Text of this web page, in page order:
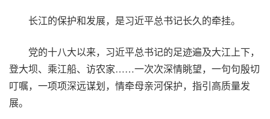
长江的保护和发展，是习近平总书记长久的牵挂。
党的十八大以来，习近平总书记的足迹遍及大江上下，
登大坝、乘江船、访农家……一次次深情眺望，一句句殷切
叮嘱，一项项深远谋划，情牵母亲河保护，指引高质量发
展。